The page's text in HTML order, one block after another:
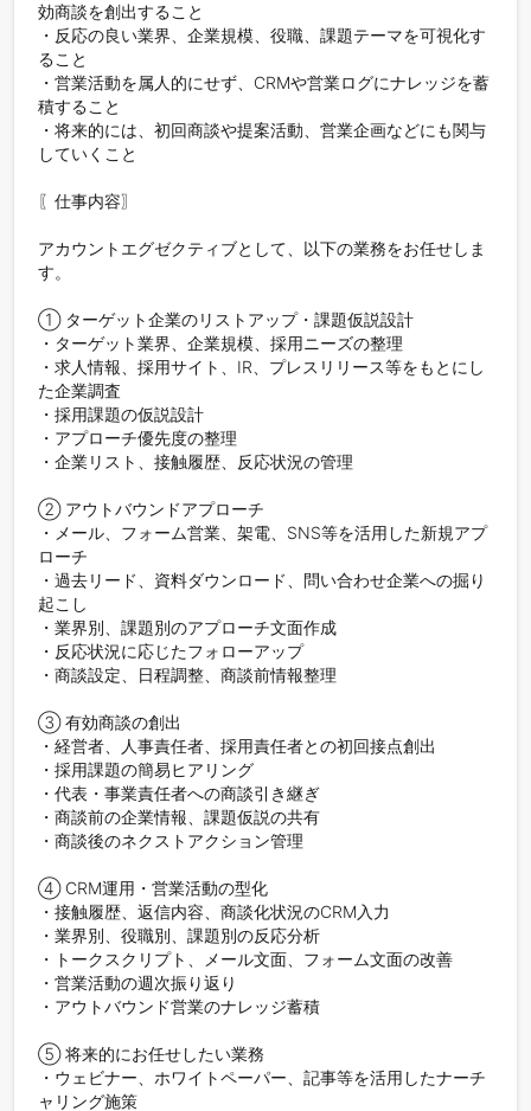
効商談を創出すること
・反応の良い業界、企業規模、役職、課題テーマを可視化す
ること
・営業活動を属人的にせず、CRMや営業ログにナレッジを蓄
積すること
・将来的には、初回商談や提案活動、営業企画などにも関与
していくこと
〖仕事内容〗
アカウントエグゼクティブとして、以下の業務をお任せしま
す。
① ターゲット企業のリストアップ・課題仮説設計
・ターゲット業界、企業規模、採用ニーズの整理
・求人情報、採用サイト、IR、プレスリリース等をもとにし
た企業調査
・採用課題の仮説設計
・アプローチ優先度の整理
・企業リスト、接触履歴、反応状況の管理
② アウトバウンドアプローチ
・メール、フォーム営業、架電、SNS等を活用した新規アプ
ローチ
・過去リード、資料ダウンロード、問い合わせ企業への掘り
起こし
・業界別、課題別のアプローチ文面作成
・反応状況に応じたフォローアップ
・商談設定、日程調整、商談前情報整理
③ 有効商談の創出
・経営者、人事責任者、採用責任者との初回接点創出
・採用課題の簡易ヒアリング
・代表・事業責任者への商談引き継ぎ
・商談前の企業情報、課題仮説の共有
・商談後のネクストアクション管理
④ CRM運用・営業活動の型化
・接触履歴、返信内容、商談化状況のCRM入力
・業界別、役職別、課題別の反応分析
・トークスクリプト、メール文面、フォーム文面の改善
・営業活動の週次振り返り
・アウトバウンド営業のナレッジ蓄積
⑤ 将来的にお任せしたい業務
・ウェビナー、ホワイトペーパー、記事等を活用したナーチ
ャリング施策